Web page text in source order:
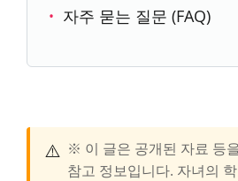
자주 묻는 질문 (FAQ)
⚠️ ※ 이 글은 공개된 자료 등
참고 정보입니다. 자녀의